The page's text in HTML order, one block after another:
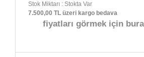
Stok Miktarı : Stokta Var
7.500,00 TL üzeri kargo bedava
fiyatları görmek için